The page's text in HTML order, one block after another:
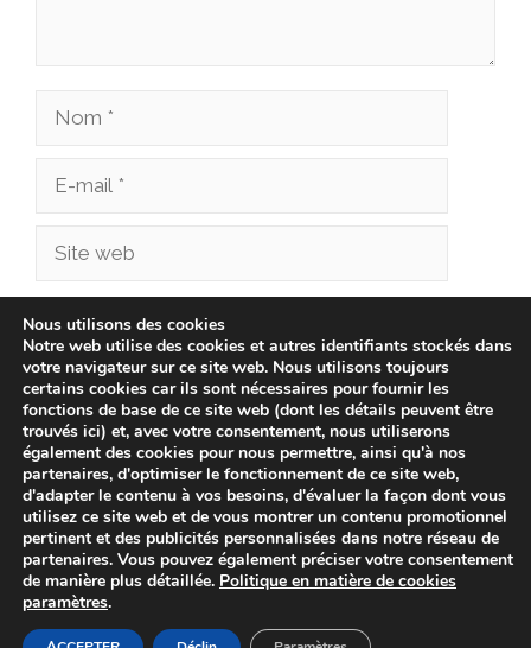
Nom
Site
Enregistrer mon nom, mon e-mail et mon site
dans le navigateur pour mon prochain
commentaire.
© 2026 cliniqueveterinairechampionnet.fr -
Nous utilisons des cookies
Notre web utilise des cookies et autres identifiants stockés dans
votre navigateur sur ce site web. Nous utilisons toujours
certains cookies car ils sont nécessaires pour fournir les
fonctions de base de ce site web (dont les détails peuvent être
trouvés ici) et, avec votre consentement, nous utiliserons
également des cookies pour nous permettre, ainsi qu'à nos
partenaires, d'optimiser le fonctionnement de ce site web,
d'adapter le contenu à vos besoins, d'évaluer la façon dont vous
utilisez ce site web et de vous montrer un contenu promotionnel
pertinent et des publicités personnalisées dans notre réseau de
partenaires. Vous pouvez également préciser votre consentement
de manière plus détaillée. Politique en matière de cookies
paramètres.